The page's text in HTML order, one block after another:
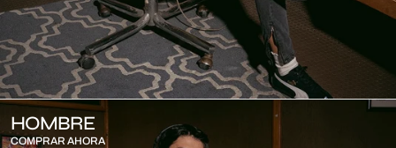
HOMBRE
COMPRAR AHORA